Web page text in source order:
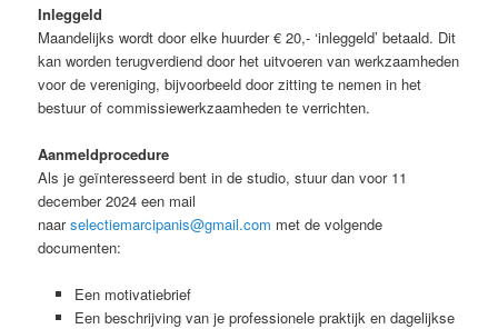
Inleggeld
Maandelijks wordt door elke huurder € 20,- ‘inleggeld’ betaald. Dit
kan worden terugverdiend door het uitvoeren van werkzaamheden
voor de vereniging, bijvoorbeeld door zitting te nemen in het
bestuur of commissiewerkzaamheden te verrichten.
Aanmeldprocedure
Als je geïnteresseerd bent in de studio, stuur dan voor 11
december 2024 een mail
naarselectiemarcipanis@gmail.com met de volgende
documenten:
Een motivatiebrief
Een beschrijving van je professionele praktijk en dagelijkse